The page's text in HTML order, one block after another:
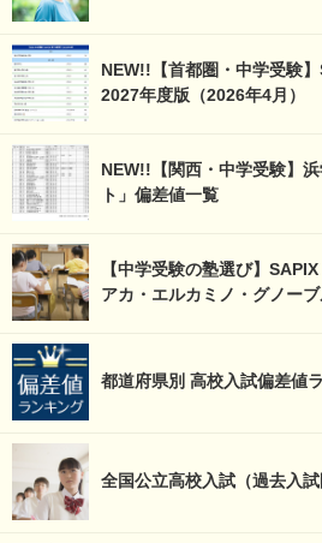
NEW!!【首都圏・中学受験
2027年度版（2026年4月）
NEW!!【関西・中学受験】
ト」偏差値一覧
【中学受験の塾選び】
アカ・エルカミノ・グノー
都道府県別 高校入試偏差値
全国公立高校入試（過去入試